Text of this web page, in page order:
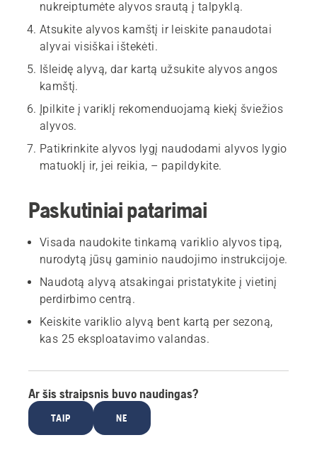
nukreiptumėte alyvos srautą į talpyklą.
Atsukite alyvos kamštį ir leiskite panaudotai
alyvai visiškai ištekėti.
Išleidę alyvą, dar kartą užsukite alyvos angos
kamštį.
Įpilkite į variklį rekomenduojamą kiekį šviežios
alyvos.
Patikrinkite alyvos lygį naudodami alyvos lygio
matuoklį ir, jei reikia, – papildykite.
Paskutiniai patarimai
Visada naudokite tinkamą variklio alyvos tipą,
nurodytą jūsų gaminio naudojimo instrukcijoje.
Naudotą alyvą atsakingai pristatykite į vietinį
perdirbimo centrą.
Keiskite variklio alyvą bent kartą per sezoną,
kas 25 eksploatavimo valandas.
Ar šis straipsnis buvo naudingas?
TAIP NE